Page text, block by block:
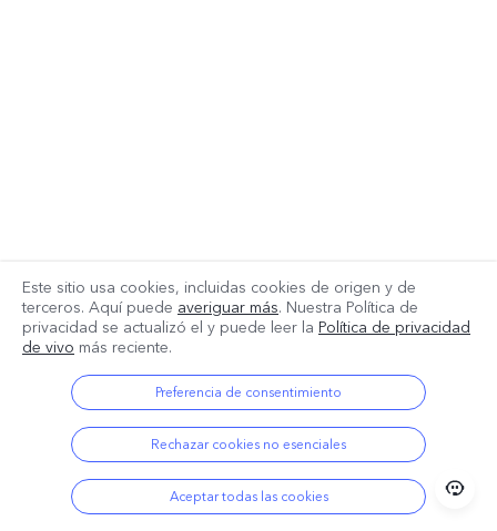
Este sitio usa cookies, incluidas cookies de origen y de
terceros. Aquí puede averiguar más. Nuestra Política de
privacidad se actualizó el y puede leer la Política de privacidad
de vivo más reciente.
Preferencia de consentimiento
Rechazar cookies no esenciales
Aceptar todas las cookies